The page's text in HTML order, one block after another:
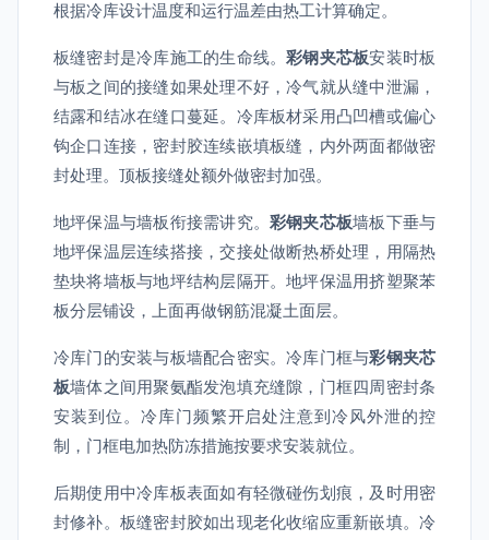
根据冷库设计温度和运行温差由热工计算确定。
板缝密封是冷库施工的生命线。彩钢夹芯板安装时板
与板之间的接缝如果处理不好，冷气就从缝中泄漏，
结露和结冰在缝口蔓延。冷库板材采用凸凹槽或偏心
钩企口连接，密封胶连续嵌填板缝，内外两面都做密
封处理。顶板接缝处额外做密封加强。
地坪保温与墙板衔接需讲究。 彩钢夹芯板墙板下垂与
地坪保温层连续搭接，交接处做断热桥处理，用隔热
垫块将墙板与地坪结构层隔开。地坪保温用挤塑聚苯
板分层铺设，上面再做钢筋混凝土面层。
冷库门的安装与板墙配合密实。冷库门框与彩钢夹芯
板墙体之间用聚氨酯发泡填充缝隙，门框四周密封条
安装到位。冷库门频繁开启处注意到冷风外泄的控
制，门框电加热防冻措施按要求安装就位。
后期使用中冷库板表面如有轻微碰伤划痕，及时用密
封修补。板缝密封胶如出现老化收缩应重新嵌填。冷